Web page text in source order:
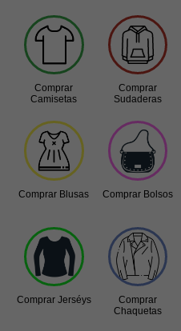
Sudaderas
Camisas
Polos
Bolsos
Vestidos
Faldas
Chaquetas
Complementos
Cinturones
Bufandas y pañuelos
Comprar
Camisetas
Comprar
Sudaderas
Comprar Blusas Comprar Bolsos
Comprar Jerséys
Comprar
Chaquetas